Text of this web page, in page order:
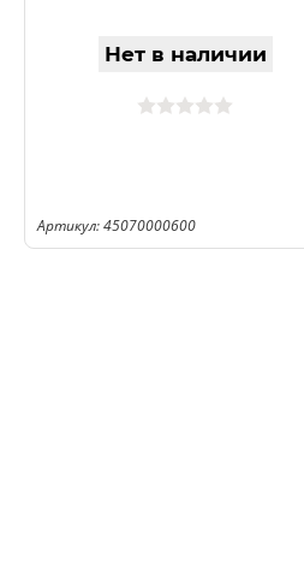
Нет в наличии
Артикул: 45070000600